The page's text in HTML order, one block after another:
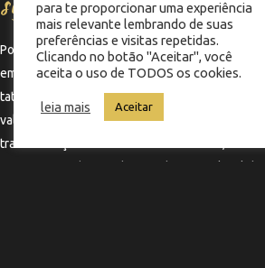
Por fim, a tatuagem de signos do zodíaco pode
emocional significativo na vida de uma pessoa.
tatuagens servem como lembretes visuais de
valorizamos. Elas podem representar
transformação e autodescoberta. Assim, a
para te proporcionar uma experiência
mais relevante lembrando de suas
preferências e visitas repetidas.
Clicando no botão "Aceitar", você
aceita o uso de TODOS os cookies.
leia mais Aceitar